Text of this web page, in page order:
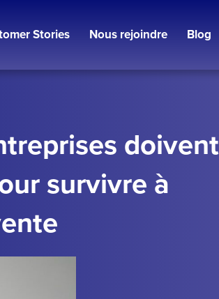
Stories Nous rejoindre Blog
doivent
survivre à